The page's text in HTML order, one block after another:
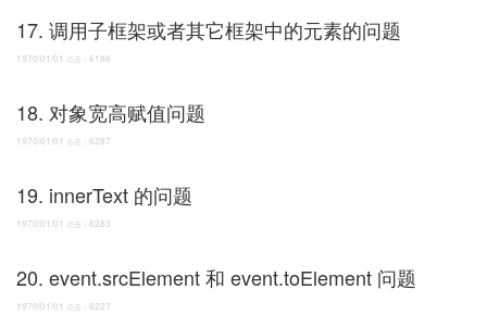
17. 调用子框架或者其它框架中的元素的问题
1970/01/01 点击： 6188
18. 对象宽高赋值问题
1970/01/01 点击： 6287
19. innerText 的问题
1970/01/01 点击： 6283
20. event.srcElement 和 event.toElement 问题
1970/01/01 点击： 6227